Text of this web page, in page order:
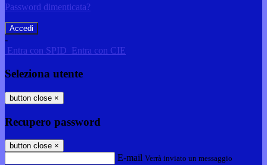
Password dimenticata?
-
Entra con SPID Entra con CIE
Seleziona utente
button close ×
Recupero password
button close ×
E-mail Verrà inviato un messaggio